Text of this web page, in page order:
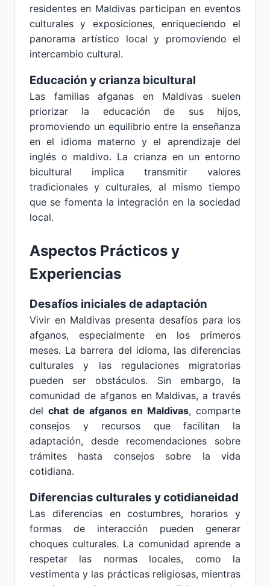
residentes en Maldivas participan en eventos
culturales y exposiciones, enriqueciendo el
panorama artístico local y promoviendo el
intercambio cultural.
Educación y crianza bicultural
Las familias afganas en Maldivas suelen
priorizar la educación de sus hijos,
promoviendo un equilibrio entre la enseñanza
en el idioma materno y el aprendizaje del
inglés o maldivo. La crianza en un entorno
bicultural implica transmitir valores
tradicionales y culturales, al mismo tiempo
que se fomenta la integración en la sociedad
local.
Aspectos Prácticos y
Experiencias
Desafíos iniciales de adaptación
Vivir en Maldivas presenta desafíos para los
afganos, especialmente en los primeros
meses. La barrera del idioma, las diferencias
culturales y las regulaciones migratorias
pueden ser obstáculos. Sin embargo, la
comunidad de afganos en Maldivas, a través
del chat de afganos en Maldivas, comparte
consejos y recursos que facilitan la
adaptación, desde recomendaciones sobre
trámites hasta consejos sobre la vida
cotidiana.
Diferencias culturales y cotidianeidad
Las diferencias en costumbres, horarios y
formas de interacción pueden generar
choques culturales. La comunidad aprende a
respetar las normas locales, como la
vestimenta y las prácticas religiosas, mientras